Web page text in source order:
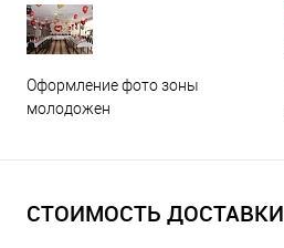
Оформление фото зоны
молодожен
СТОИМОСТЬ ДОСТАВКИ